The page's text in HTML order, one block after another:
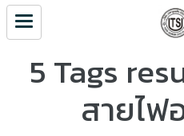
5 Tags
สายไฟ